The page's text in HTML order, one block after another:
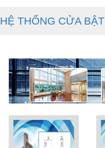
HỆ THỐNG CỬA BẬT